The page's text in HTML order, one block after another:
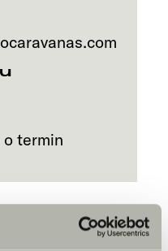
termin